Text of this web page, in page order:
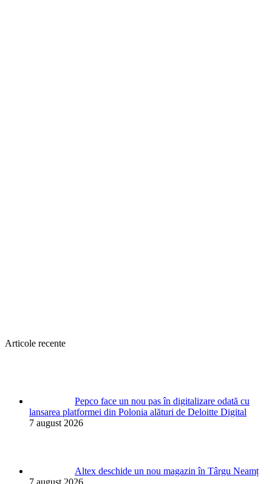
Articole recente
Pepco face un nou pas în digitalizare odată cu
lansarea platformei din Polonia alături de Deloitte Digital
7 august 2026
Altex deschide un nou magazin în Târgu Neamț
7 august 2026